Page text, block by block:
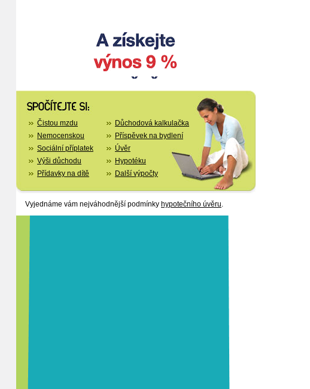
Čistou mzdu
Nemocenskou
Sociální příplatek
Výši důchodu
Přídavky na dítě
Důchodová kalkulačka
Příspěvek na bydlení
Úvěr
Hypotéku
Další výpočty
Vyjednáme vám nejváhodnější podmínky hypotečního úvěru.